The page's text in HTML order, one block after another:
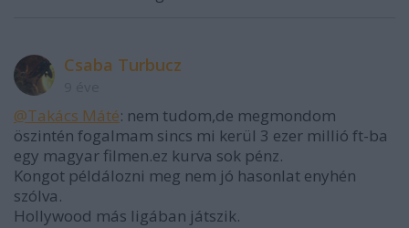
Csaba Turbucz
@Takács Máté: nem tudom,de megmondom
öszintén fogalmam sincs mi kerül 3 ezer millió ft-ba
egy magyar filmen.ez kurva sok pénz.
Kongot példálozni meg nem jó hasonlat enyhén
szólva.
Hollywood más ligában játszik.